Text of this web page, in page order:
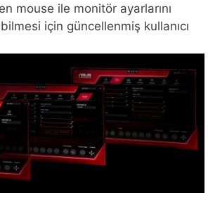
mouse ile monitör ayarlarını
için güncellenmiş kullanıcı